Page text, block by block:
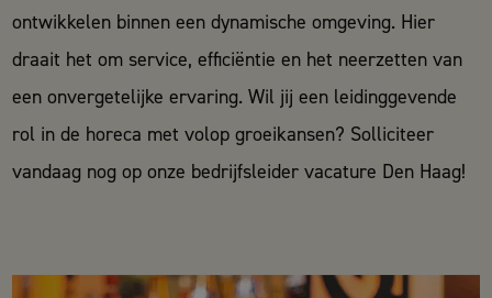
ontwikkelen binnen een dynamische omgeving. Hier
draait het om service, efficiëntie en het neerzetten van
een onvergetelijke ervaring. Wil jij een leidinggevende
rol in de horeca met volop groeikansen? Solliciteer
vandaag nog op onze bedrijfsleider vacature Den Haag!